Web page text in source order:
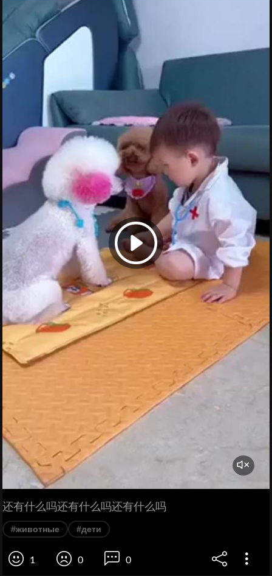
还有什么吗还有什么吗还有什么吗
#животные #дети
1 0 0